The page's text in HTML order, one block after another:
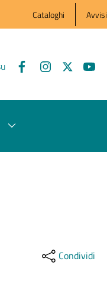
Cataloghi Avvisi
Condividi